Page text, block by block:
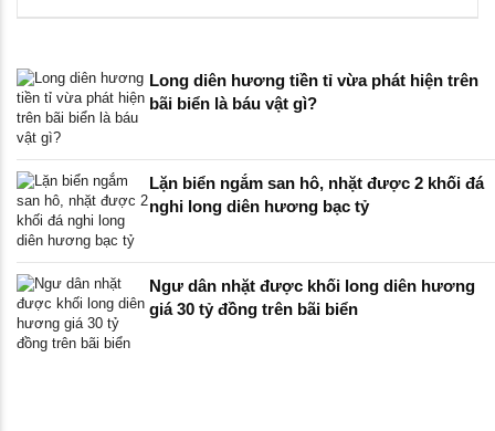
Long diên hương tiền tỉ vừa phát hiện trên
bãi biển là báu vật gì?
Lặn biển ngắm san hô, nhặt được 2 khối đá
nghi long diên hương bạc tỷ
Ngư dân nhặt được khối long diên hương
giá 30 tỷ đồng trên bãi biển